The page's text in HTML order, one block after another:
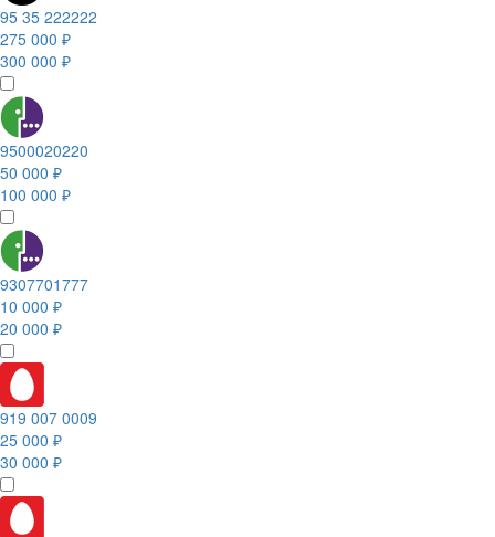
95 35 222222
275 000 ₽
300 000 ₽
9500020220
50 000 ₽
100 000 ₽
9307701777
10 000 ₽
20 000 ₽
919 007 0009
25 000 ₽
30 000 ₽